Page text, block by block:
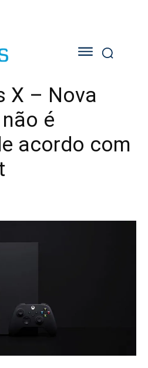
X – Nova
é
acordo com